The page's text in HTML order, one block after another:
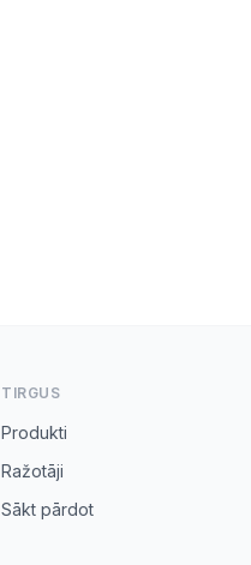
TIRGUS
Produkti
Ražotāji
Sākt pārdot